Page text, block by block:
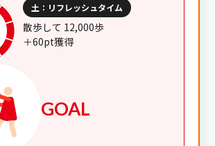
土：リフレッシュタイム
散歩して 12,000歩
＋60pt獲得
GOAL